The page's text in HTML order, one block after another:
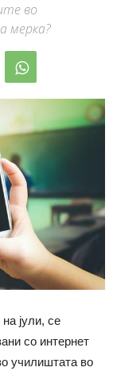
во
мерка?
јули, се
со интернет
училиштата во